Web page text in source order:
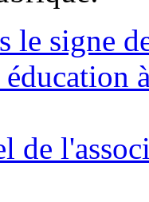
le signe
de